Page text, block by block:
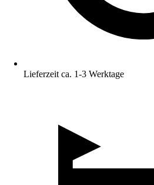
Lieferzeit ca. 1-3 Werktage